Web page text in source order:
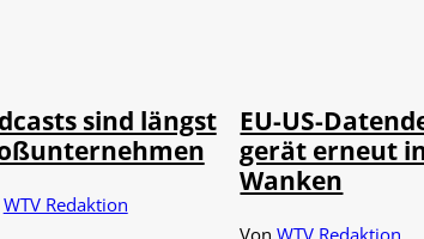
sind längst
WTV Redaktion
EU-US-
gerät erneut
Wanken
VonWTV Redaktion